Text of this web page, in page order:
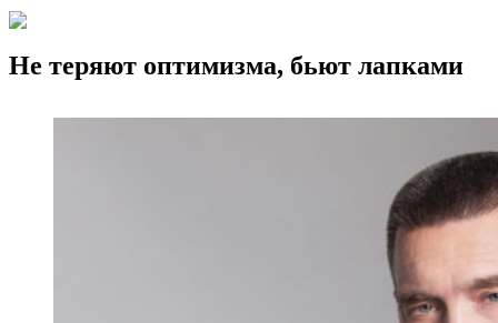
Не теряют оптимизма, бьют лапками